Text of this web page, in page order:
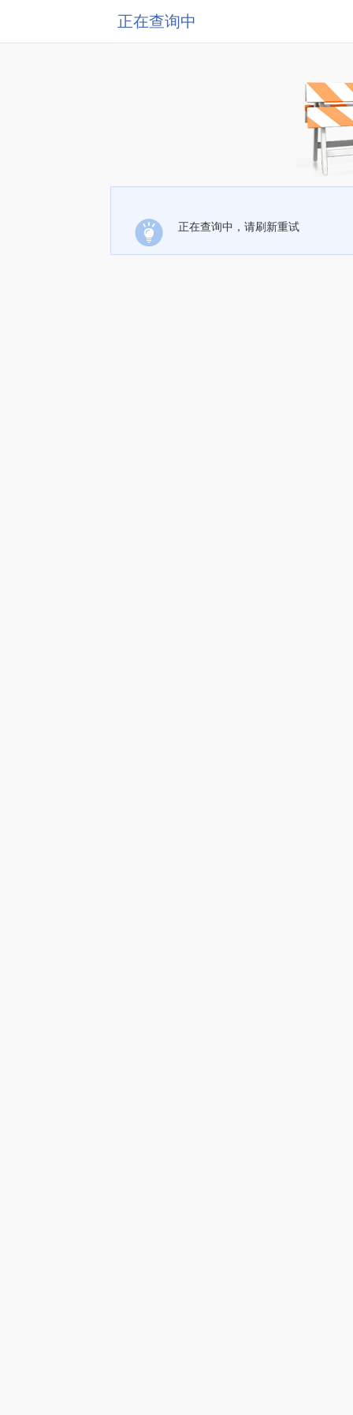
正在查询中
正在查询中，请刷新重试